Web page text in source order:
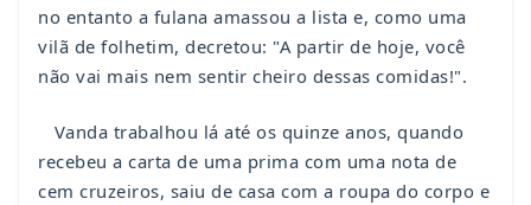
no entanto a fulana amassou a lista e, como uma
vilã de folhetim, decretou: "A partir de hoje, você
não vai mais nem sentir cheiro dessas comidas!".
Vanda trabalhou lá até os quinze anos, quando
recebeu a carta de uma prima com uma nota de
cem cruzeiros, saiu de casa com a roupa do corpo e